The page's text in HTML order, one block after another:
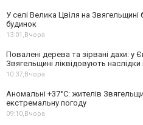
У селі Велика Цвіля на
будинок
13:01, Вчора
Повалені дерева та зірвані дахи: у
Звягельщині ліквідовують наслідки
10:37, Вчора
Аномальні +37°C: жителів
екстремальну погоду
09:10, Вчора